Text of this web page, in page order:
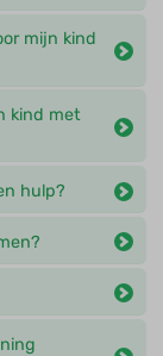
mijn kind
kind met
hulp?